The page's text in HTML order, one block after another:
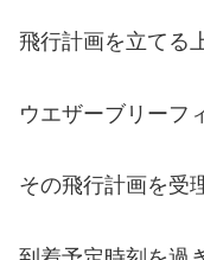
飛行計画を立てる
ウエザーブリーフ
その飛行計画を受